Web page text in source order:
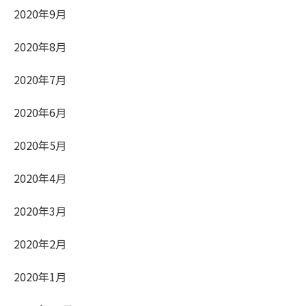
2020年9月
2020年8月
2020年7月
2020年6月
2020年5月
2020年4月
2020年3月
2020年2月
2020年1月